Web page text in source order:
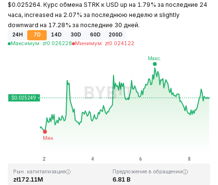
$0.025264. Курс обмена STRK к USD up на 1.79% за последние 24
часа, increased на 2.07% за последнюю неделю и slightly
downward на 17.28% за последние 30 дней.
24H 7D 14D 30D 60D
200D
Максимум: zł0.026228 Минимум: zł0.024122
Последнее обновление: 20:03 GMT+0 2026-08-08
zł0.023949
Рын. капитализация
zł172.11M
Предложение в обращении
6.81 B